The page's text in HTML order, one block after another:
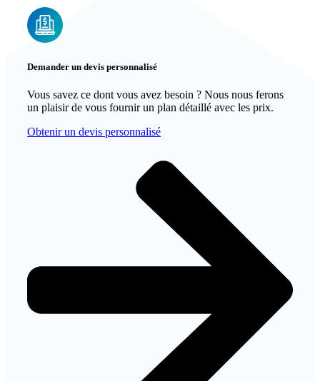
Demander un devis personnalisé
Vous savez ce dont vous avez besoin ? Nous nous ferons
un plaisir de vous fournir un plan détaillé avec les prix.
Obtenir un devis personnalisé